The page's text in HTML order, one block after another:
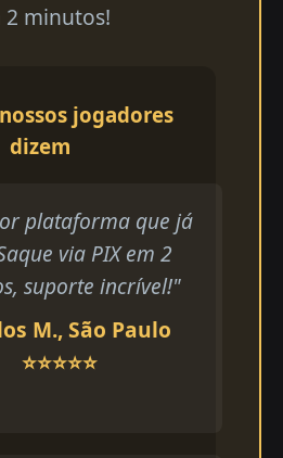
2 minutos!
jogadores
dizem
plataforma que já
via PIX em 2
suporte incrível!"
M., São Paulo
⭐⭐⭐⭐⭐